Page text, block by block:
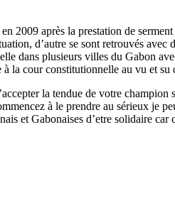
2009 après la prestation de
d’autre se sont retrouvés
dans plusieurs villes du Gabon
la cour constitutionnelle au vu et su
la tendue de votre
à le prendre au sérieux je
et Gabonaises d’etre solidaire